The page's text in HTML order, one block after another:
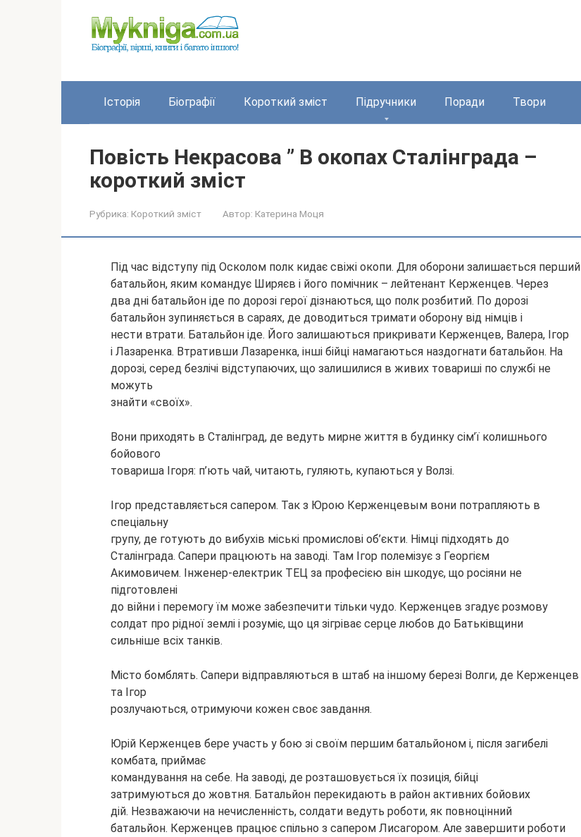
Історія Біографії Короткий зміст Підручники Поради Твори
Повість Некрасова ” В окопах Сталінграда –
короткий зміст
Рубрика: Короткий зміст Автор: Катерина Моця
Під час відступу під Осколом полк кидає свіжі окопи. Для оборони залишається перший
батальйон, яким командує Ширяєв і його помічник – лейтенант Керженцев. Через
два дні батальйон іде по дорозі герої дізнаються, що полк розбитий. По дорозі
батальйон зупиняється в сараях, де доводиться тримати оборону від німців і
нести втрати. Батальйон іде. Його залишаються прикривати Керженцев, Валера, Ігор
і Лазаренка. Втративши Лазаренка, інші бійці намагаються наздогнати батальйон. На
дорозі, серед безлічі відступаючих, що залишилися в живих товариші по службі не
можуть
знайти «своїх».
Вони приходять в Сталінград, де ведуть мирне життя в будинку сім’ї колишнього
бойового
товариша Ігоря: п’ють чай, читають, гуляють, купаються у Волзі.
Ігор представляється сапером. Так з Юрою Керженцевым вони потрапляють в
спеціальну
групу, де готують до вибухів міські промислові об’єкти. Німці підходять до
Сталінграда. Сапери працюють на заводі. Там Ігор полемізує з Георгієм
Акимовичем. Інженер-електрик ТЕЦ за професією він шкодує, що росіяни не
підготовлені
до війни і перемогу їм може забезпечити тільки чудо. Керженцев згадує розмову
солдат про рідної землі і розуміє, що ця зігріває серце любов до Батьківщини
сильніше всіх танків.
Місто бомблять. Сапери відправляються в штаб на іншому березі Волги, де Керженцев
та Ігор
розлучаються, отримуючи кожен своє завдання.
Юрій Керженцев бере участь у бою зі своїм першим батальйоном і, після загибелі
комбата, приймає
командування на себе. На заводі, де розташовується їх позиція, бійці
затримуються до жовтня. Батальйон перекидають в район активних бойових
дій. Незважаючи на нечисленність, солдати ведуть роботи, як повноцінний
батальйон. Керженцев працює спільно з сапером Лисагором. Але завершити роботи